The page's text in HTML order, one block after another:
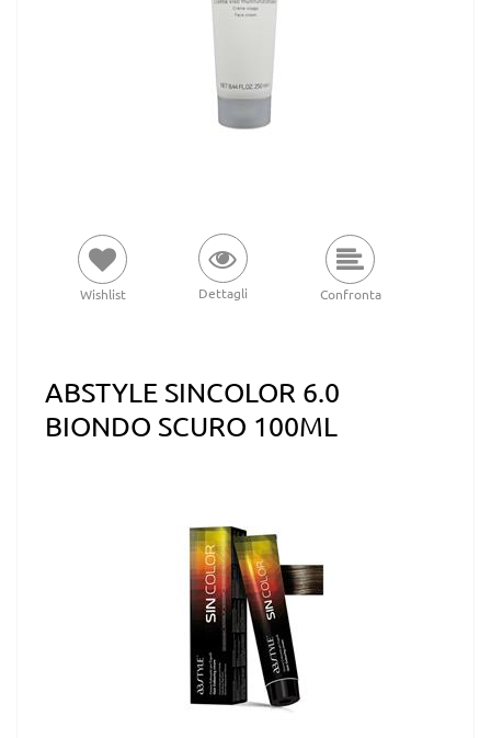
Wishlist Dettagli Confronta
ABSTYLE SINCOLOR 6.0
BIONDO SCURO 100ML